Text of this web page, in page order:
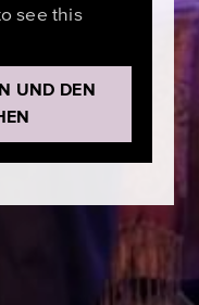
see this
UND DEN